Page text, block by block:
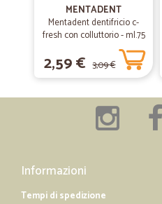
Ho fatto il primo ordine in questo
problema nell'inviare ordine e
MENTADENT
Mentadent dentifricio c-
fresh con colluttorio - ml.75
2,59 € 3,09 €
Informazioni
Tempi di spedizione